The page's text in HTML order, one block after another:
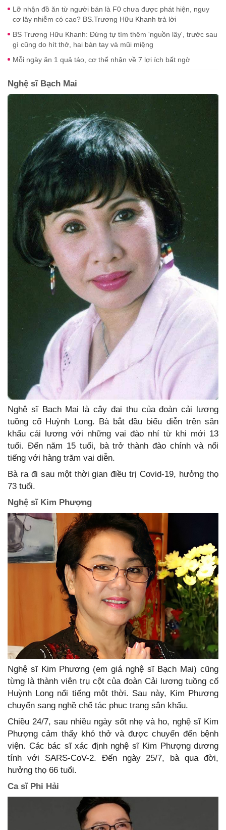
Lỡ nhận đồ ăn từ người bán là F0 chưa được phát hiện, nguy
cơ lây nhiễm có cao? BS.Trương Hữu Khanh trả lời
BS Trương Hữu Khanh: Đừng tự tìm thêm 'nguồn lây', trước sau
gì cũng do hít thở, hai bàn tay và mũi miệng
Mỗi ngày ăn 1 quả táo, cơ thể nhận về 7 lợi ích bất ngờ
Nghệ sĩ Bạch Mai
Nghệ sĩ Bạch Mai là cây đại thụ của đoàn cải lương
tuồng cổ Huỳnh Long. Bà bắt đầu biểu diễn trên sân
khấu cải lương với những vai đào nhí từ khi mới 13
tuổi. Đến năm 15 tuổi, bà trở thành đào chính và nổi
tiếng với hàng trăm vai diễn.
Bà ra đi sau một thời gian điều trị Covid-19, hưởng thọ
73 tuổi.
Nghệ sĩ Kim Phượng
Nghệ sĩ Kim Phương (em giá nghệ sĩ Bạch Mai) cũng
từng là thành viên trụ cột của đoàn Cải lương tuồng cổ
Huỳnh Long nổi tiếng một thời. Sau này, Kim Phượng
chuyển sang nghề chế tác phục trang sân khấu.
Chiều 24/7, sau nhiều ngày sốt nhẹ và ho, nghệ sĩ Kim
Phượng cảm thấy khó thở và được chuyển đến bệnh
viện. Các bác sĩ xác định nghệ sĩ Kim Phượng dương
tính với SARS-CoV-2. Đến ngày 25/7, bà qua đời,
hưởng thọ 66 tuổi.
Ca sĩ Phi Hải